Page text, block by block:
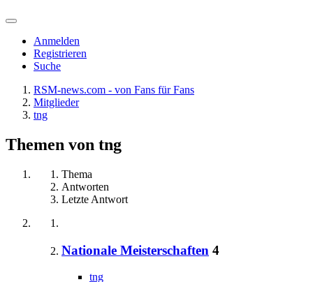
Anmelden
Registrieren
Suche
RSM-news.com - von Fans für Fans
Mitglieder
tng
Themen von tng
Thema
Antworten
Letzte Antwort
Nationale Meisterschaften 4
tng